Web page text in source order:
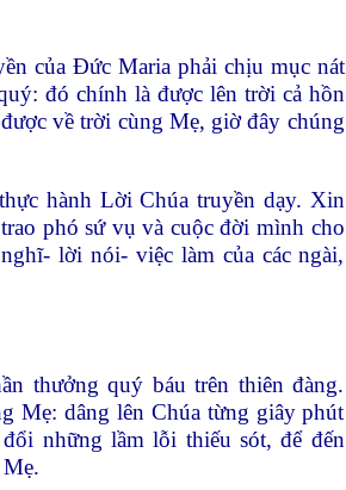
của Đức Maria phải chịu mục nát
đó chính là được lên trời cả hồn
về trời cùng Mẹ, giờ đây chúng
hành Lời Chúa truyền dạy. Xin
phó sứ vụ và cuộc đời mình cho
lời nói- việc làm của các ngài,
thưởng quý báu trên thiên đàng.
Mẹ: dâng lên Chúa từng giây phút
những lầm lỗi thiếu sót, để đến